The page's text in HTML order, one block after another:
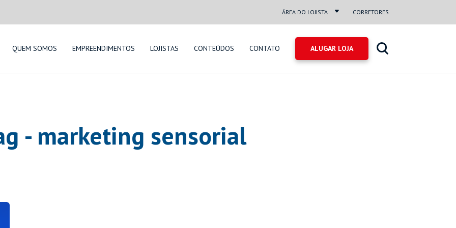
ÁREA DO LOJISTA CORRETORES
QUEM SOMOS EMPREENDIMENTOS LOJISTAS CONTEÚDOS CONTATO
- marketing sensorial